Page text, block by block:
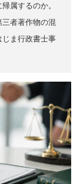
属するのか。
者著作物の混
じま行政書士事